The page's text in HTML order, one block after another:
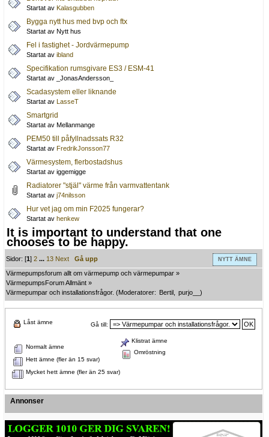
Startat av Kalasgubben
Bygga nytt hus med bvp och ftx
Startat av Nytt hus
Fel i fastighet - Jordvärmepump
Startat av ibland
Specifikation rumsgivare ES3 / ESM-41
Startat av _JonasAndersson_
Scadasystem eller liknande
Startat av LasseT
Smartgrid
Startat av Mellanmange
PEM50 till påfyllnadssats R32
Startat av FredrikJonsson77
Värmesystem, flerbostadshus
Startat av iggemigge
Radiatorer "stjäl" värme från varmvattentank
Startat av j74nilsson
Hur vet jag om min F2025 fungerar?
Startat av henkew
It is important to understand that one
chooses to be happy.
NYTT ÄMNE
Sidor: [1]2 ...13 Next
Gå upp
Värmepumpsforum allt om värmepump och värmepumpar »
VärmepumpsForum Allmänt »
Värmepumpar och installationsfrågor. (Moderatorer: Bertil purjo__ )
Gå till:
Normalt ämne
Hett ämne (fler än 15 svar)
Mycket hett ämne (fler än 25 svar)
Låst ämne
Klistrat ämne
Omröstning
Annonser